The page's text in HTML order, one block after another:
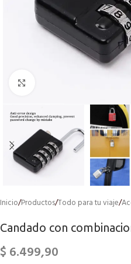
Inicio/Productos/Todo para tu viaje/
Candado con
$ 6.499,90